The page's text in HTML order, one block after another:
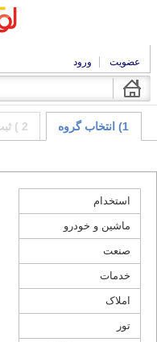
عضویت ورود
1) انتخاب گروه 2 ) ثبت اطلاعات آگهی
استخدام
ماشین و خودرو
صنعت
خدمات
املاک
تور